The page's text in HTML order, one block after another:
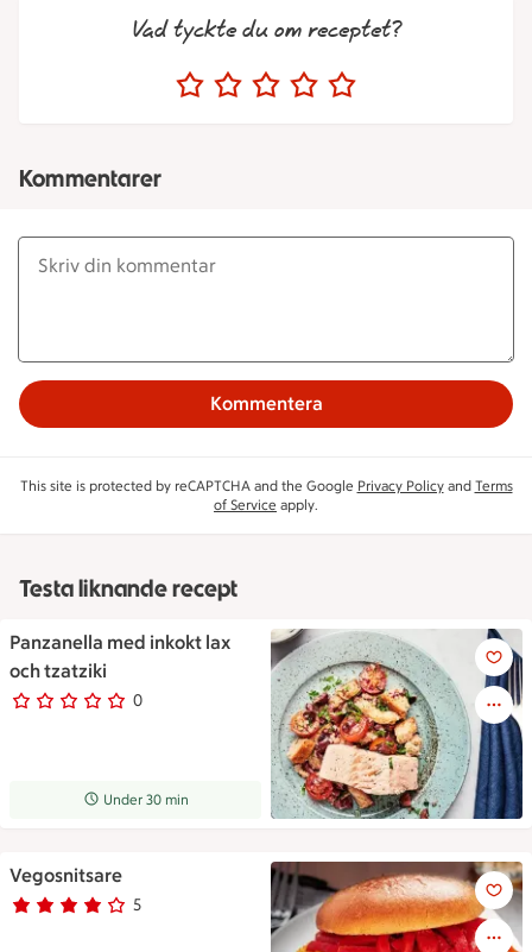
Vad tyckte du om receptet?
Kommentarer
Kommentera
This site is protected by reCAPTCHA and the Google Privacy Policyand Terms
of Service apply.
Testa liknande recept
Panzanella med inkokt lax
och tzatziki
0
0 personer har röstat
Receptet tar Under 30 min att tillaga
Under 30 min
Panzanella med inkokt lax
Vegosnitsare
Betyg 3.8 av 5. 5
5 personer har röstat
Vegosnitsare